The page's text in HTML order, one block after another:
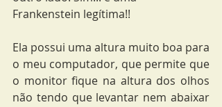
Frankenstein legítima!!
Ela possui uma altura muito boa para
o meu computador, que permite que
o monitor fique na altura dos olhos
não tendo que levantar nem abaixar